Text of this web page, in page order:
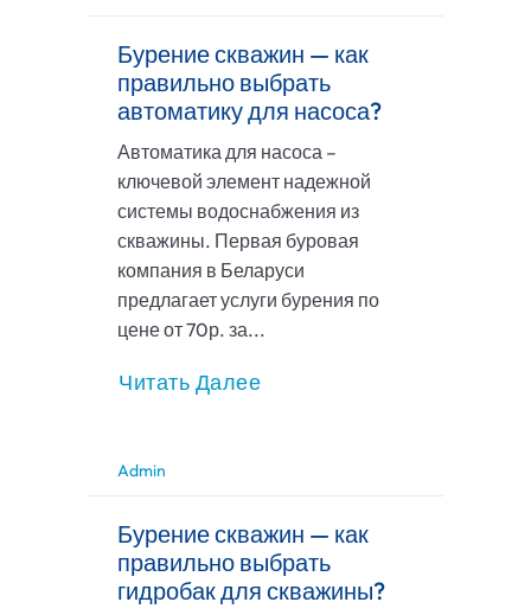
Бурение скважин — как
правильно выбрать
автоматику для насоса?
Автоматика для насоса –
ключевой элемент надежной
системы водоснабжения из
скважины. Первая буровая
компания в Беларуси
предлагает услуги бурения по
цене от 70р. за...
Читать Далее
Admin
Бурение скважин — как
правильно выбрать
гидробак для скважины?